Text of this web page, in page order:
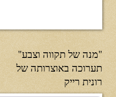
"מנה של תקווה וצבע"
תערוכה באוצרותה של
רונית רייק